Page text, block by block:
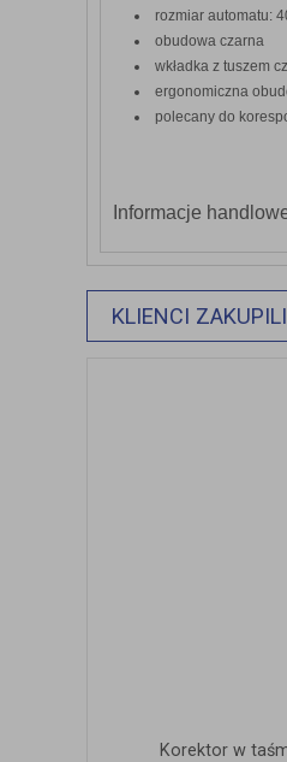
rozmiar automatu:
obudowa czarna
wkładka z tuszem
ergonomiczna
polecany do
Informacje
KLIENCI
Korektor w